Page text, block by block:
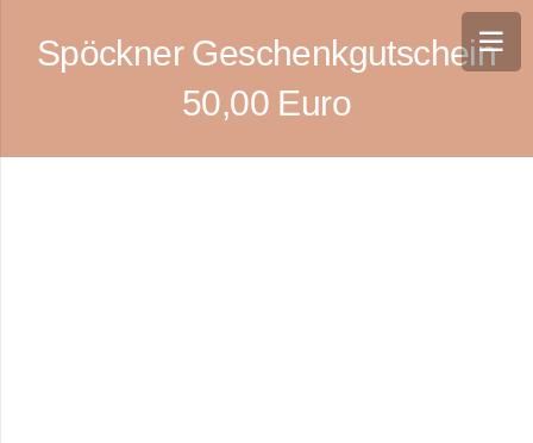
Spöckner Geschenkgutschein
50,00 Euro